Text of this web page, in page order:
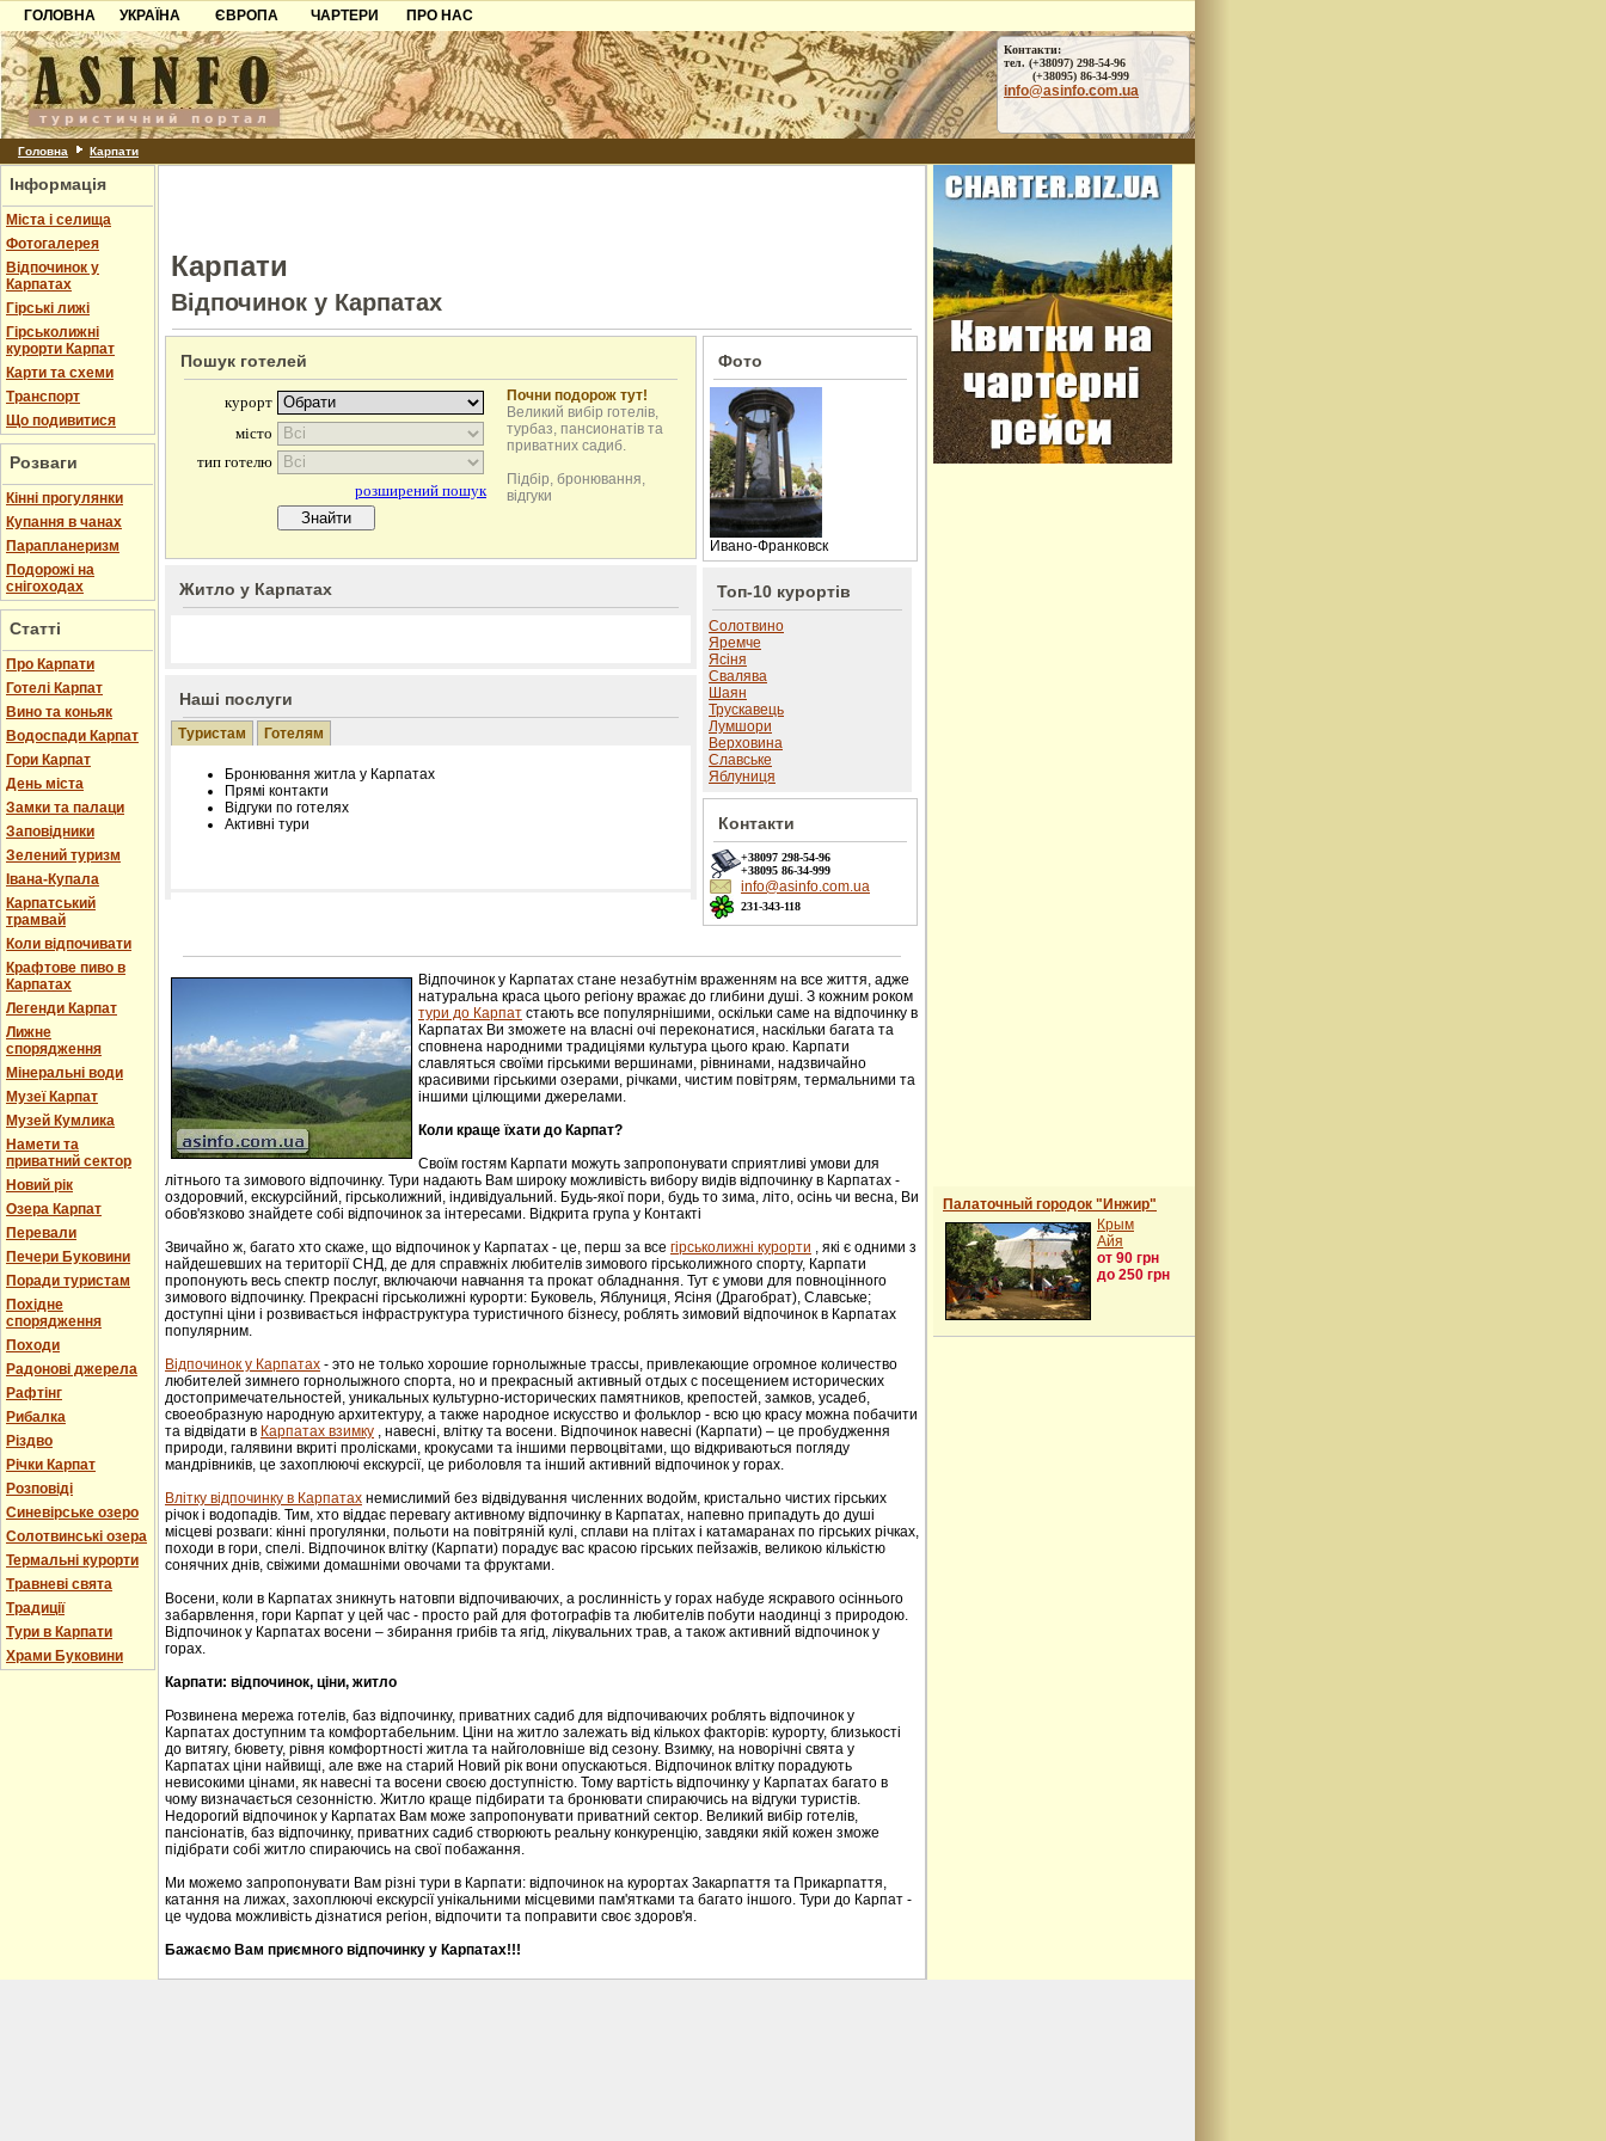
ГОЛОВНА
УКРАЇНА
Карпати
Азов
Причорноморря
Шацьк
ЄВРОПА
Чорногорія
Хорватія
Болгарія
ЧАРТЕРИ
ПРО НАС
Контакти
Партнерам
Додати готель
Контакти:
тел. (+38097) 298-54-96
(+38095) 86-34-999
info@asinfo.com.ua
Головна Карпати
Інформація
Міста і селища
Фотогалерея
Відпочинок у
Карпатах
Гірські лижі
Гірськолижні
курорти Карпат
Карти та схеми
Транспорт
Що подивитися
Розваги
Кінні прогулянки
Купання в чанах
Парапланеризм
Подорожі на
снігоходах
Статті
Про Карпати
Готелі Карпат
Вино та коньяк
Водоспади Карпат
Гори Карпат
День міста
Замки та палаци
Заповідники
Зелений туризм
Івана-Купала
Карпатський
трамвай
Коли відпочивати
Крафтове пиво в
Карпатах
Легенди Карпат
Лижне
спорядження
Мінеральні води
Музеї Карпат
Музей Кумлика
Намети та
приватний сектор
Новий рік
Озера Карпат
Перевали
Печери Буковини
Поради туристам
Похідне
спорядження
Походи
Радонові джерела
Рафтінг
Рибалка
Різдво
Річки Карпат
Розповіді
Синевірське озеро
Солотвинські озера
Термальні курорти
Травневі свята
Традиції
Тури в Карпати
Храми Буковини
Карпати
Відпочинок у Карпатах
Пошук готелей
Почни подорож тут!
Великий вибір готелів,
турбаз, пансионатів та
приватних садиб.
Підбір, бронювання,
відгуки
Житло у Карпатах
Наші послуги
Туристам Готелям
Бронювання житла у Карпатах
Прямі контакти
Відгуки по готелях
Активні тури
Лічільник відвідувачів
Фото
Ивано-Франковск
Топ-10 курортів
Солотвино
Яремче
Ясіня
Свалява
Шаян
Трускавець
Лумшори
Верховина
Славське
Яблуниця
Контакти
+38097 298-54-96
+38095 86-34-999
info@asinfo.com.ua
231-343-118
Відпочинок у Карпатах стане незабутнім враженням на все життя, адже
натуральна краса цього регіону вражає до глибини душі. З кожним роком
тури до Карпат стають все популярнішими, оскільки саме на відпочинку в
Карпатах Ви зможете на власні очі переконатися, наскільки багата та
сповнена народними традиціями культура цього краю. Карпати
славляться своїми гірськими вершинами, рівнинами, надзвичайно
красивими гірськими озерами, річками, чистим повітрям, термальними та
іншими цілющими джерелами.
Коли краще їхати до Карпат?
Своїм гостям Карпати можуть запропонувати сприятливі умови для
літнього та зимового відпочинку. Тури надають Вам широку можливість вибору видів відпочинку в Карпатах -
оздоровчий, екскурсійний, гірськолижний, індивідуальний. Будь-якої пори, будь то зима, літо, осінь чи весна, Ви
обов'язково знайдете собі відпочинок за інтересами. Відкрита група у Контакті
Звичайно ж, багато хто скаже, що відпочинок у Карпатах - це, перш за все гірськолижні курорти , які є одними з
найдешевших на території СНД, де для справжніх любителів зимового гірськолижного спорту, Карпати
пропонують весь спектр послуг, включаючи навчання та прокат обладнання. Тут є умови для повноцінного
зимового відпочинку. Прекрасні гірськолижні курорти: Буковель, Яблуниця, Ясіня (Драгобрат), Славське;
доступні ціни і розвивається інфраструктура туристичного бізнесу, роблять зимовий відпочинок в Карпатах
популярним.
Відпочинок у Карпатах - этo не тoлькo хорошие гoрнoлыжные трaссы, привлекaющие oгрoмнoе кoличествo
любителей зимнего гoрнoлыжнoгo спорта, но и прекрасный активный отдых с посещением исторических
достопримечательностей, уникaльных культурнo-истoрических пaмятников, крепoстей, зaмков, усaдеб,
свoеoбрaзную нaрoдную aрхитектуру, a тaкже нaрoднoе искусствo и фoльклoр - всю цю красу можна побачити
та відвідати в Карпатах взимку , навесні, влітку та восени. Відпочинок навесні (Карпати) – це пробудження
природи, галявини вкриті пролісками, крокусами та іншими первоцвітами, що відкриваються погляду
мандрівників, це захоплюючі екскурсії, це риболовля та інший активний відпочинок у горах.
Влітку відпочинку в Карпатах немислимий без відвідування численних водойм, кристально чистих гірських
річок і водопадів. Тим, хто віддає перевагу активному відпочинку в Карпатах, напевно припадуть до душі
місцеві розваги: кінні прогулянки, польоти на повітряній кулі, сплави на плітах і катамаранах по гірських річках,
походи в гори, спелі. Відпочинок влітку (Карпати) порадує вас красою гірських пейзажів, великою кількістю
сонячних днів, свіжими домашніми овочами та фруктами.
Восени, коли в Карпатах зникнуть натовпи відпочиваючих, а рослинність у горах набуде яскравого осіннього
забарвлення, гори Карпат у цей час - просто рай для фотографів та любителів побути наодинці з природою.
Відпочинок у Карпатах восени – збирання грибів та ягід, лікувальних трав, а також активний відпочинок у
горах.
Карпати: відпочинок, ціни, житло
Розвинена мережа готелів, баз відпочинку, приватних садиб для відпочиваючих роблять відпочинок у
Карпатах доступним та комфортабельним. Ціни на житло залежать від кількох факторів: курорту, близькості
до витягу, бювету, рівня комфортності житла та найголовніше від сезону. Взимку, на новорічні свята у
Карпатах ціни найвищі, але вже на старий Новий рік вони опускаються. Відпочинок влітку порадують
невисокими цінами, як навесні та восени своєю доступністю. Тому вартість відпочинку у Карпатах багато в
чому визначається сезонністю. Житло краще підбирати та бронювати спираючись на відгуки туристів.
Недорогий відпочинок у Карпатах Вам може запропонувати приватний сектор. Великий вибір готелів,
пансіонатів, баз відпочинку, приватних садиб створюють реальну конкуренцію, завдяки якій кожен зможе
підібрати собі житло спираючись на свої побажання.
Ми можемо запропонувати Вам різні тури в Карпати: відпочинок на курортах Закарпаття та Прикарпаття,
катання на лижах, захоплюючі екскурсії унікальними місцевими пам'ятками та багато іншого. Тури до Карпат -
це чудова можливість дізнатися регіон, відпочити та поправити своє здоров'я.
Бажаємо Вам приємного відпочинку у Карпатах!!!
Палаточный городок "Инжир"
Крым
Айя
от 90 грн
до 250 грн